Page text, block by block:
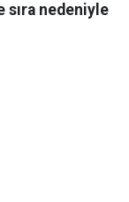
sıra nedeniyle